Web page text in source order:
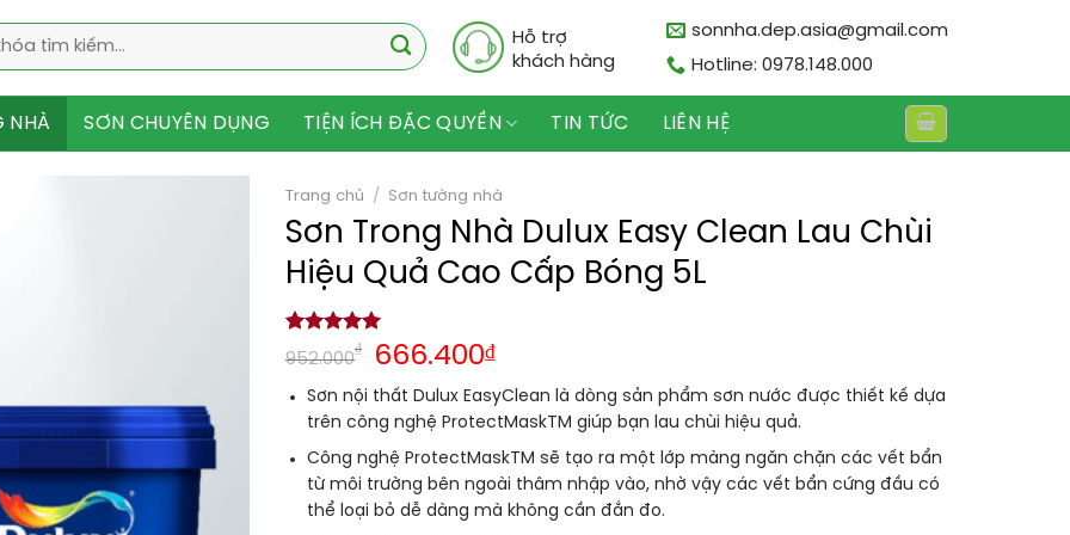
Hỗ trợ
khách hàng
sonnha.dep.asia@gmail.com
Hotline: 0978.148.000
NHÀ SƠN CHUYÊN DỤNG TIỆN ÍCH ĐẶC QUYỀN TIN TỨC LIÊN HỆ
Trang chủ / Sơn tường nhà
Sơn Trong Nhà Dulux Easy Clean Lau Chùi
Hiệu Quả Cao Cấp Bóng 5L
5.00 trên 5
dựa trên
1
đánh giá
952.000
₫ 666.400₫
Sơn nội thất Dulux EasyClean là dòng sản phẩm sơn nước được thiết kế dựa
trên công nghệ ProtectMaskTM giúp bạn lau chùi hiệu quả.
Công nghệ ProtectMaskTM sẽ tạo ra một lớp màng ngăn chặn các vết bẩn
từ môi trường bên ngoài thâm nhập vào, nhờ vậy các vết bẩn cứng đầu có
thể loại bỏ dễ dàng mà không cần đắn đo.